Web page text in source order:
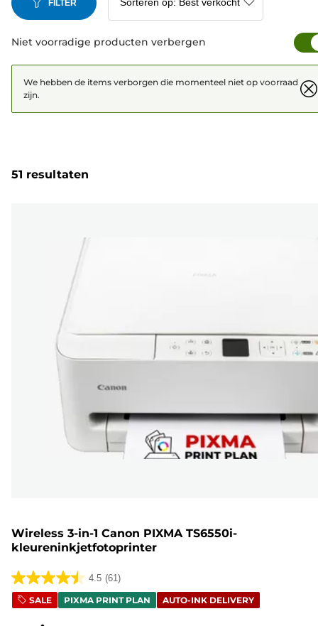
FILTER
Niet voorradige producten verbergen
We hebben de items verborgen die momenteel niet op voorraad
zijn.
51 resultaten
Wireless 3-in-1 Canon PIXMA TS6550i-
kleureninkjetfotoprinter
4.5 (61)
4.5
vanSALE PIXMA PRINT PLAN AUTO-INK DELIVERY